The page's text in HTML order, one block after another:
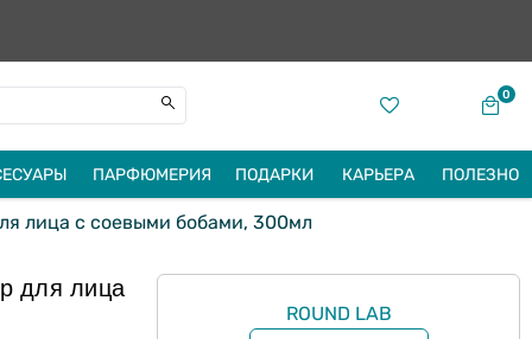
0
ПАРФЮМЕРИЯ ПОДАРКИ КАРЬЕРА ПОЛЕЗНО
лица с соевыми бобами, 300мл
для лица
ROUND LAB